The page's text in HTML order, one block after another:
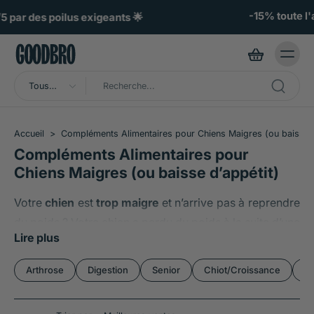
-15% toute l'année avec le Club GOODBRO 🏆
Tous
Accueil > Compléments Alimentaires pour Chiens Maigres (ou baisse
Compléments Alimentaires pour
Chiens Maigres (ou baisse d’appétit)
Votre chien est trop maigre et n’arrive pas à reprendre
gestation ou une maladie ? L’
fluctuantet il devient capricieux ? Nombreuses sont
les situations où il peut être nécessaire :
Lire plus
Arthrose Digestion Senior Chiot/Croissance